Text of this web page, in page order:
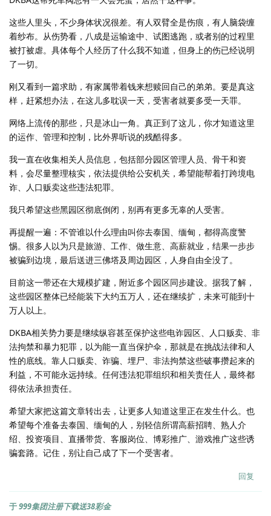
这些人里头，不少身体状况很差。有人双臂全是伤痕，有人脑袋缠
着纱布。从伤势看，八成是运输途中、试图逃跑，或者别的过程里
被打被虐。具体每个人经历了什么我不知道，但身上的伤已经说明
了一切。
刚又看到一篇求助，有家属带着钱来想赎回自己的弟弟。要是真这
样，赶紧想办法，在这儿多耽误一天，受害者就要多受一天罪。
网络上流传的那些，只是冰山一角。真正到了这儿，你才知道这里
的运作、管理和控制，比外界听说的残酷得多。
我一直在收集相关人员信息，包括部分园区管理人员、骨干和资
料，会尽量整理核实，依法提供给公安机关，希望能帮着打跨境电
诈、人口贩卖这些违法犯罪。
我只希望这些黑园区彻底倒闭，别再有更多无辜的人受害。
再提醒一遍：不管谁以什么理由叫你去泰国、缅甸，都得高度警
惕。很多人以为只是旅游、工作、做生意、高薪就业，结果一步步
被骗到边境，最后送进三佛塔及周边园区，人身自由全没了。
目前这一带还在大规模扩建，附近多个园区同步建设。据我了解，
这些园区整体已经能装下大约五万人，还在继续扩，未来可能到十
万人以上。
DKBA相关势力要是继续纵容甚至保护这些电诈园区、人口贩卖、非
法拘禁和暴力犯罪，以为能一直当保护伞，那就是在挑战法律和人
性的底线。靠人口贩卖、诈骗、埋尸、非法拘禁这些破事攒起来的
利益，不可能永远持续。任何违法犯罪组织和相关责任人，最终都
得依法承担责任。
希望大家把这篇文章转出去，让更多人知道这里正在发生什么。也
希望每个准备去泰国、缅甸的人，别轻信所谓高薪招聘、熟人介
绍、投资项目、直播带货、客服岗位、博彩推广、游戏推广这些诱
骗套路。记住，别让自己成了下一个受害者。
回复
于999集团注册下载送38彩金